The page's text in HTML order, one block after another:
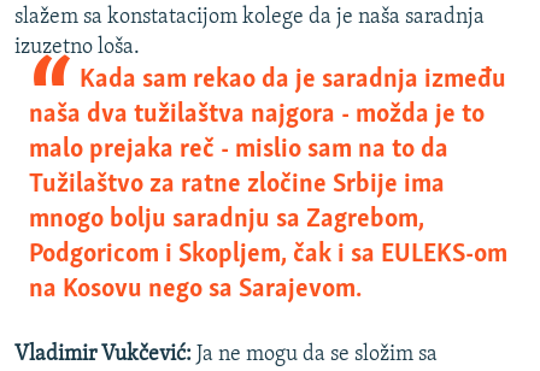
slažem sa konstatacijom kolege da je naša saradnja
izuzetno loša.
Kada sam rekao da je saradnja između
naša dva tužilaštva najgora - možda je to
malo prejaka reč - mislio sam na to da
Tužilaštvo za ratne zločine Srbije ima
mnogo bolju saradnju sa Zagrebom,
Podgoricom i Skopljem, čak i sa EULEKS-om
na Kosovu nego sa Sarajevom.
Vladimir Vukčević: Ja ne mogu da se složim sa